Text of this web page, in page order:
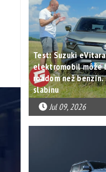
Test: Suzuki
elektromobil
roadom než benzín.
slabinu
Jul 09, 2026